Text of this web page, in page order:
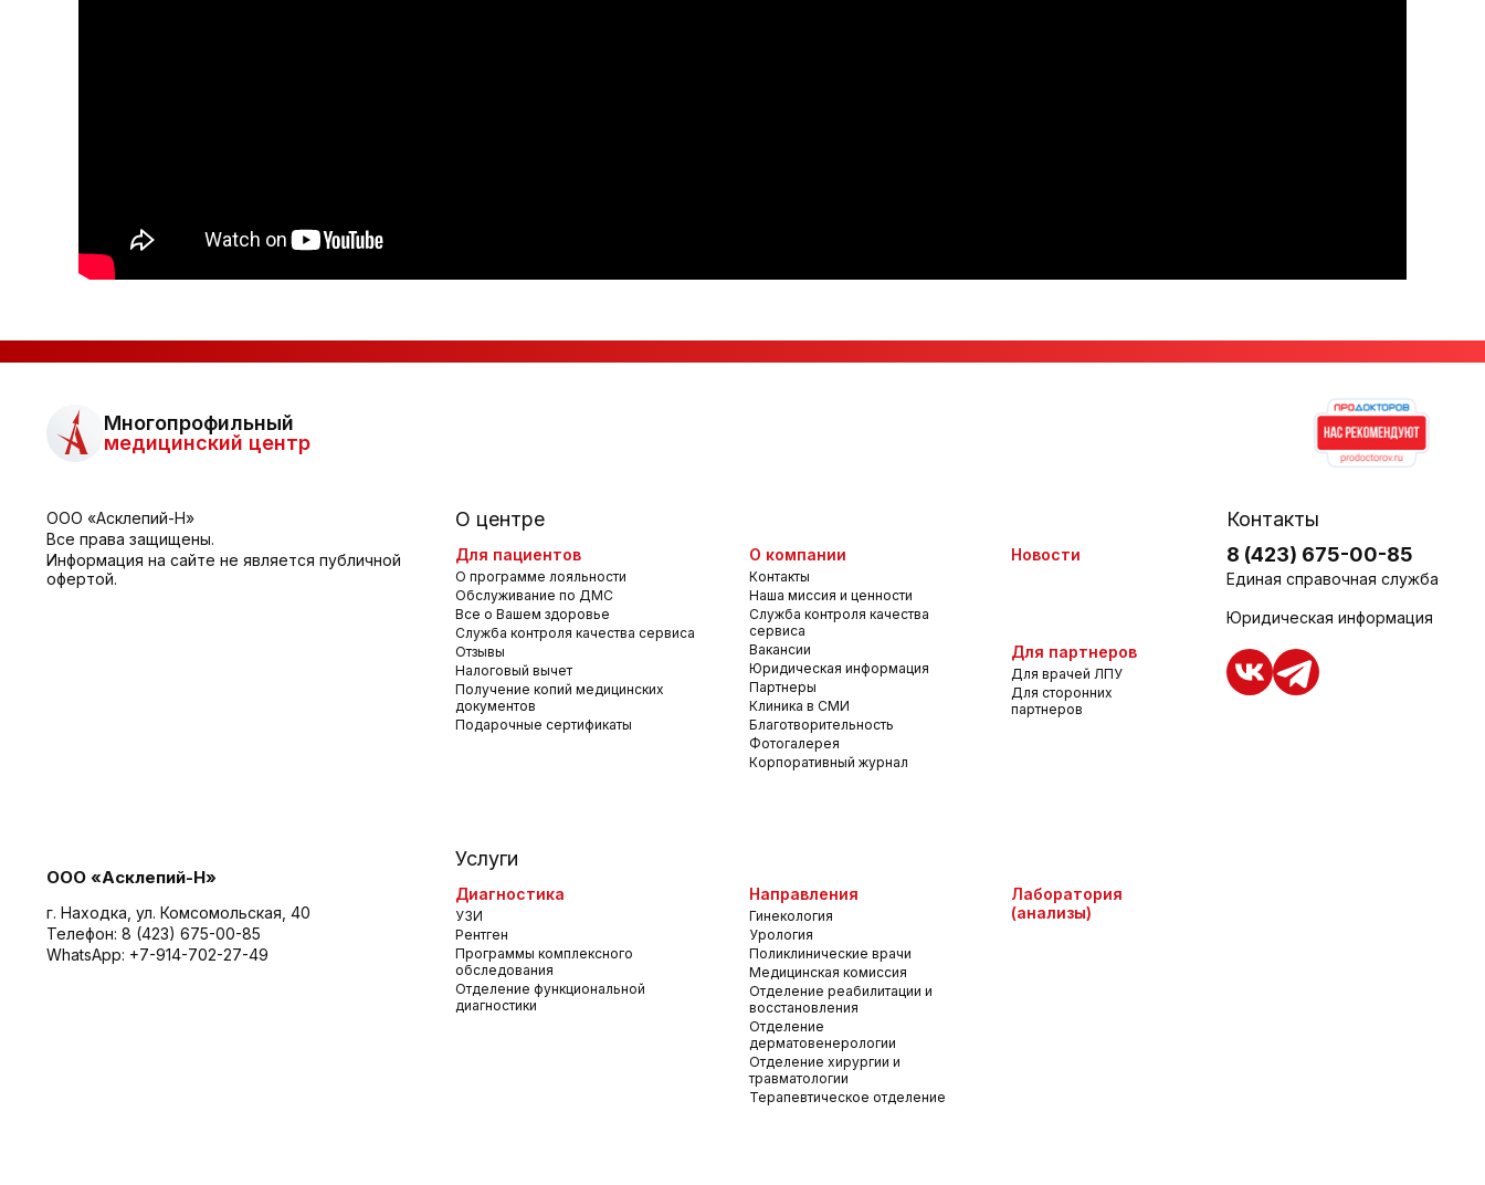
Многопрофильный
медицинский центр
ООО «Асклепий-Н»
Все права защищены.
Информация на сайте не является публичной
офертой.
ООО «Асклепий-Н»
г. Находка, ул. Комсомольская, 40
Телефон: 8 (423) 675-00-85
WhatsApp: +7-914-702-27-49
О центре
Для пациентов
О программе лояльности
Обслуживание по ДМС
Все о Вашем здоровье
Служба контроля качества сервиса
Отзывы
Налоговый вычет
Получение копий медицинских
документов
Подарочные сертификаты
О компании
Контакты
Наша миссия и ценности
Служба контроля качества
сервиса
Вакансии
Юридическая информация
Партнеры
Клиника в СМИ
Благотворительность
Фотогалерея
Корпоративный журнал
Новости
Для партнеров
Для врачей ЛПУ
Для сторонних
партнеров
Услуги
Диагностика
УЗИ
Рентген
Программы комплексного
обследования
Отделение функциональной
диагностики
Направления
Гинекология
Урология
Поликлинические врачи
Медицинская комиссия
Отделение реабилитации и
восстановления
Отделение
дерматовенерологии
Отделение хирургии и
травматологии
Терапевтическое отделение
Лаборатория
(анализы)
Контакты
8 (423) 675-00-85
Единая справочная служба
Юридическая информация